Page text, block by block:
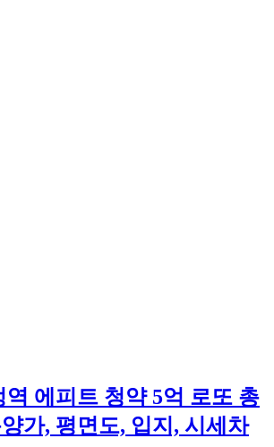
역 에피트 청약 5억 로또 총
가, 평면도, 입지, 시세차